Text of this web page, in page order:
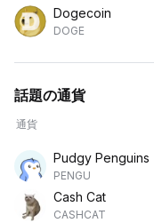
Dogecoin
DOGE
話題の通貨
通貨
Pudgy Penguins
PENGU
Cash Cat
CASHCAT